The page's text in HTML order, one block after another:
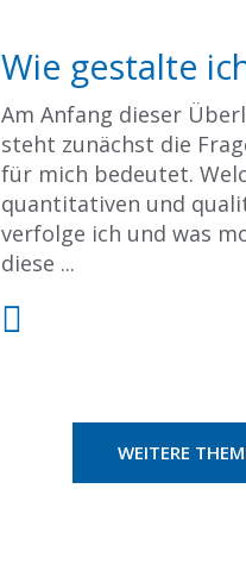
Wie gestalte
Am Anfang dieser
steht zunächst die
für mich bedeutet.
quantitativen und
verfolge ich und was
diese ...
WEITERE